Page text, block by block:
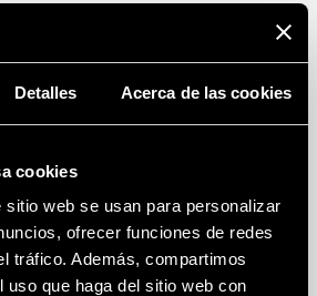
Detalles Acerca de las cookies
cookies
web se usan para personalizar
ofrecer funciones de redes
tráfico. Además, compartimos
uso que haga del sitio web con